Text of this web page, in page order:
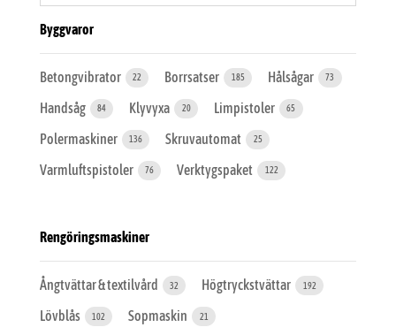
Byggvaror
Betongvibrator 22 Borrsatser 185 Hålsågar 73
Handsåg 84 Klyvyxa 20 Limpistoler 65
Polermaskiner 136 Skruvautomat 25
Varmluftspistoler 76 Verktygspaket 122
Rengöringsmaskiner
Ångtvättar & textilvård 32 Högtryckstvättar 192
Lövblås 102 Sopmaskin 21